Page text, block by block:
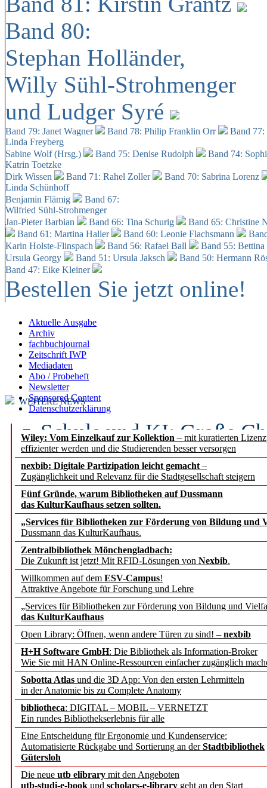
Band 80:
Stephan Holländer,
Willy Sühl-Strohmenger
und Ludger Syré
Band 79: Janet Wagner Band 78: Philip Franklin Orr
Band
Linda Freyberg
Sabine Wolf (Hrsg.)
Band 75: Denise Rudolph
Band 74:
Katrin Toetzke
Dirk Wissen
Band 71: Rahel Zoller
Band 70: Sabrina Lorenz
Linda Schünhoff
Benjamin Flämig
Band 67:
Wilfried Sühl-Strohmenger
Jan-Pieter Barbian
Band 66: Tina Schurig
Band 65: Christine
Band 61: Martina Haller
Band 60: Leonie Flachsmann
Karin Holste-Flinspach
Band 56: Rafael Ball
Band 55:
Ursula Georgy
Band 51: Ursula Jaksch Band 50: Hermann
Band 47: Eike Kleiner
Bestellen Sie jetzt online!
Aktuelle Ausgabe
Archiv
fachbuchjournal
Zeitschrift IWP
Mediadaten
Abo / Probeheft
Newsletter
Sponsored Content
Datenschutzerklärung
Wiley: Vom Einzelkauf zur Kollektion – mit kuratierten
effizienter werden und die Studierenden besser versorgen
nexbib: Digitale Partizipation leicht gemacht –
Zugänglichkeit und Relevanz für die Stadtgesellschaft steigern
Fünf Gründe, warum Bibliotheken auf Dussmann
das KulturKaufhaus setzen sollten.
„Services für Bibliotheken zur Förderung von Bildung und
Dussmann das KulturKaufhaus.
Zentralbibliothek Mönchengladbach:
Die Zukunft ist jetzt! Mit RFID-Lösungen von Nexbib.
Willkommen auf dem ESV-Campus!
Attraktive Angebote für Forschung und Lehre
„Services für Bibliotheken zur Förderung von Bildung und
das KulturKaufhaus
Open Library: Öffnen, wenn andere Türen zu sind! – nexbib
H+H Software GmbH: Die Bibliothek als Information-Broker
Wie Sie mit HAN Online-Ressourcen einfacher zugänglich
Sobotta Atlas und die 3D App: Von den ersten Lehrmitteln
in der Anatomie bis zu Complete Anatomy
bibliotheca: DIGITAL – MOBIL – VERNETZT
Ein rundes Bibliothekserlebnis für alle
Eine Entscheidung für Ergonomie und Kundenservice:
Automatisierte Rückgabe und Sortierung an derStadtbibliothek
Gütersloh
Die neue utb elibrary mit den Angeboten
utb-studi-e-book und scholars-e-library geht an den Start
WEITERE NEWS
Schule und KI: Große
Voraussetzungen
Erfolgreiches erstes
Segment Research –
angepasst
konstruktiv!
Mohr Siebeck
und die Zeitschrift für
Francke Attempto
EBSCO Information
Recherchefunktionen in
Sorbisches Institut neu
Geschichte und